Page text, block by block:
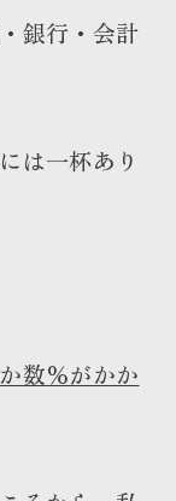
銀行・会計
は一杯あり
数％がかか